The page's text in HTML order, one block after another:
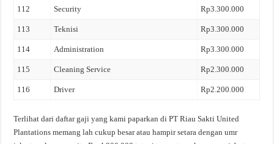
112 Security Rp3.300.000
113 Teknisi Rp3.300.000
114 Administration Rp3.300.000
115 Cleaning Service Rp2.300.000
116 Driver Rp2.200.000
Terlihat dari daftar gaji yang kami paparkan di PT Riau Sakti United
Plantations memang lah cukup besar atau hampir setara dengan umr